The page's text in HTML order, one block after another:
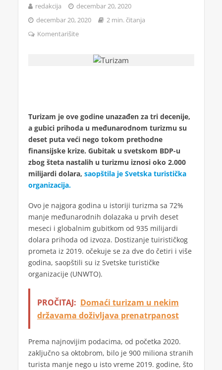
redakcija
decembar 20, 2020
decembar 20, 2020
2 min. čitanja
Komentarišite
Turizam je ove godine unazađen za tri decenije,
a gubici prihoda u međunarodnom turizmu su
deset puta veći nego tokom prethodne
finansijske krize. Gubitak u svetskom BDP-u
zbog šteta nastalih u turizmu iznosi oko 2.000
milijardi dolara, saopštila je Svetska turistička
organizacija.
Ovo je najgora godina u istoriji turizma sa 72%
manje međunarodnih dolazaka u prvih deset
meseci i globalnim gubitkom od 935 milijardi
dolara prihoda od izvoza. Dostizanje tuirističkog
prometa iz 2019. očekuje se za dve do četiri i više
godina, saopštili su iz Svetske turističke
organizacije (UNWTO).
PROČITAJ: Domaći turizam u nekim
državama doživljava prenatrpanost
Prema najnovijim podacima, od početka 2020.
zaključno sa oktobrom, bilo je 900 miliona stranih
turista manje nego u isto vreme 2019. godine, što